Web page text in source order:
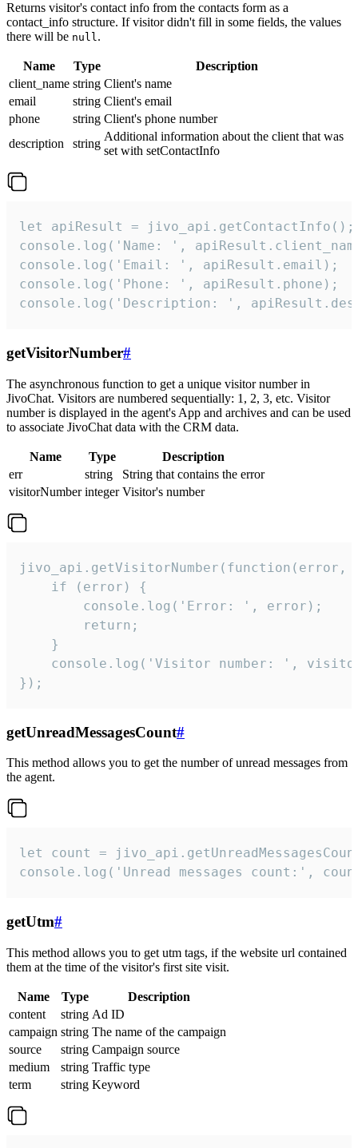
Returns visitor's contact info from the contacts form as a
contact_info structure. If visitor didn't fill in some fields, the values
there will be null.
Name Type
Description
client_name string Client's name
email
string Client's email
phone
string Client's phone number
description
string
Additional information about the client that was
set with setContactInfo
let apiResult = jivo_api.getContactInfo();
console.log('Name: ',
console.log('Email: ', apiResult.email);
console.log('Phone: ', apiResult.phone);
console.log('Description: ',
getVisitorNumber#
The asynchronous function to get a unique visitor number in
JivoChat. Visitors are numbered sequentially: 1, 2, 3, etc. Visitor
number is displayed in the agent's App and archives and can be used
to associate JivoChat data with the CRM data.
Name Type
Description
err
string
String that contains the error
visitorNumber integer Visitor's number
jivo_api.getVisitorNumber(function(error,
    if (error) {
        console.log('Error: ', error);
        return;
    }
console.log('Visitor number: ',
});
getUnreadMessagesCount#
This method allows you to get the number of unread messages from
the agent.
let count =
console.log('Unread messages count:',
getUtm#
This method allows you to get utm tags, if the website url contained
them at the time of the visitor's first site visit.
Name Type
Description
content
string Ad ID
campaign string The name of the campaign
source
string Campaign source
medium
string Traffic type
term
string Keyword